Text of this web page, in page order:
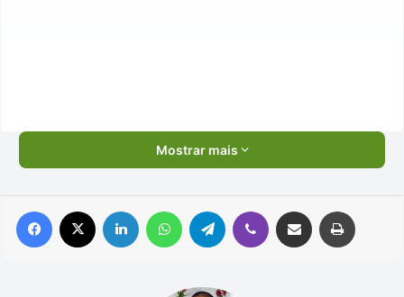
Mostrar mais
Facebook Linkedin WhatsAppTelegram Viber Compartilhar via e-mail